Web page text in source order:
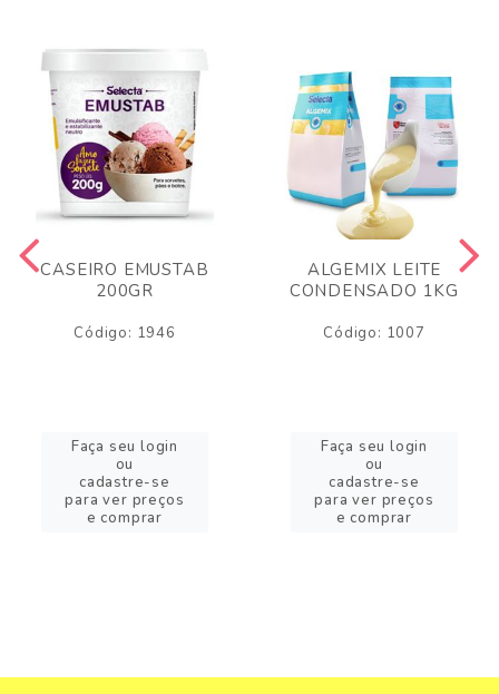
CASEIRO EMUSTAB
200GR
Código: 1946
Faça seu login
ou
cadastre-se
para ver preços
e comprar
ALGEMIX LEITE
CONDENSADO 1KG
Código: 1007
Faça seu login
ou
cadastre-se
para ver preços
e comprar